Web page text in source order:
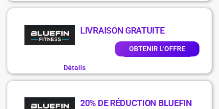
LIVRAISON GRATUITE
OBTENIR L'OFFRE
Détails
20% DE RÉDUCTION BLUEFIN